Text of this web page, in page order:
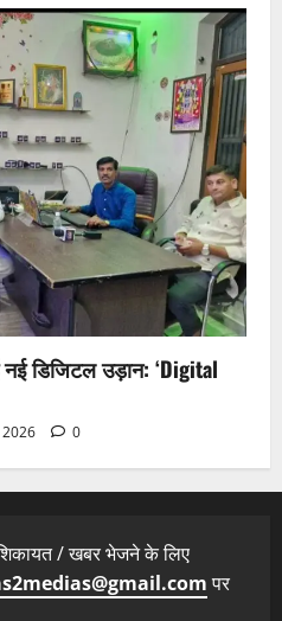
डिजिटल उड़ान: ‘Digital
2026 0
/ खबर भेजने के लिए
पर